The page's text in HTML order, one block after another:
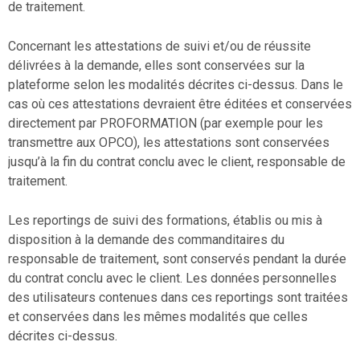
de traitement.
Concernant les attestations de suivi et/ou de réussite
délivrées à la demande, elles sont conservées sur la
plateforme selon les modalités décrites ci-dessus. Dans le
cas où ces attestations devraient être éditées et conservées
directement par PROFORMATION (par exemple pour les
transmettre aux OPCO), les attestations sont conservées
jusqu’à la fin du contrat conclu avec le client, responsable de
traitement.
Les reportings de suivi des formations, établis ou mis à
disposition à la demande des commanditaires du
responsable de traitement, sont conservés pendant la durée
du contrat conclu avec le client. Les données personnelles
des utilisateurs contenues dans ces reportings sont traitées
et conservées dans les mêmes modalités que celles
décrites ci-dessus.